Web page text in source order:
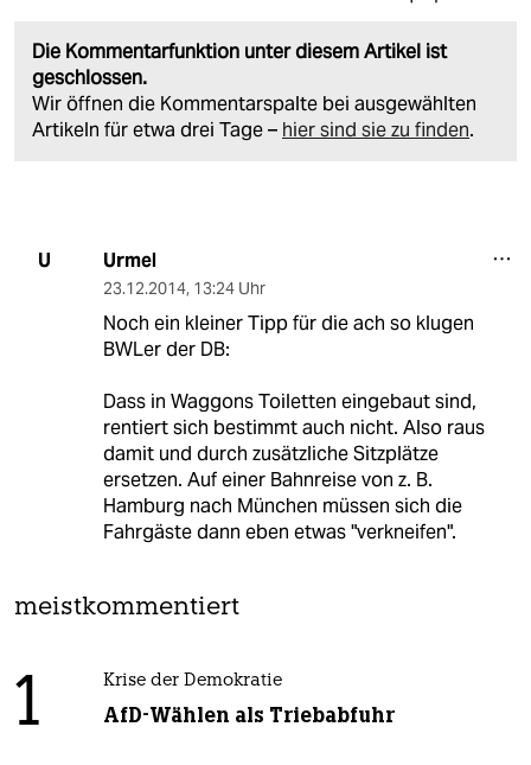
Die Kommentarfunktion unter diesem Artikel ist
geschlossen.
Wir öffnen die Kommentarspalte bei ausgewählten
Artikeln für etwa drei Tage – hier sind sie zu finden.
U Urmel
23.12.2014, 13:24 Uhr
Noch ein kleiner Tipp für die ach so klugen
BWLer der DB:
Dass in Waggons Toiletten eingebaut sind,
rentiert sich bestimmt auch nicht. Also raus
damit und durch zusätzliche Sitzplätze
ersetzen. Auf einer Bahnreise von z. B.
Hamburg nach München müssen sich die
Fahrgäste dann eben etwas "verkneifen".
meistkommentiert
1 Krise der Demokratie
AfD-Wählen als Triebabfuhr